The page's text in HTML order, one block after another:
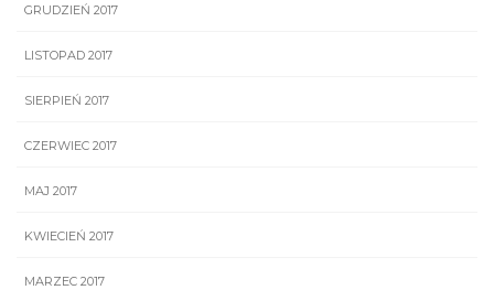
GRUDZIEŃ 2017
LISTOPAD 2017
SIERPIEŃ 2017
CZERWIEC 2017
MAJ 2017
KWIECIEŃ 2017
MARZEC 2017